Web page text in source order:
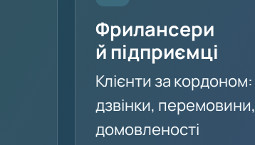
Фрилансери
й підприємці
Клієнти за кордоном:
дзвінки, перемовини,
домовленості